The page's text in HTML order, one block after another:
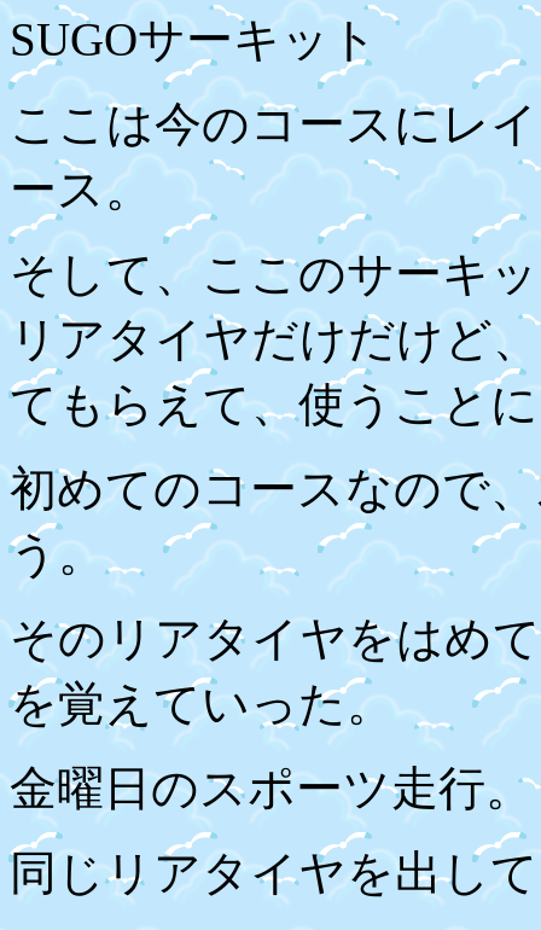
SUGOサーキット
ここは今のコースにレ
ース。
そして、ここのサーキ
リアタイヤだけだけど
てもらえて、使うこと
初めてのコースなので
う。
そのリアタイヤをはめ
を覚えていった。
金曜日のスポーツ走行。
同じリアタイヤを出し